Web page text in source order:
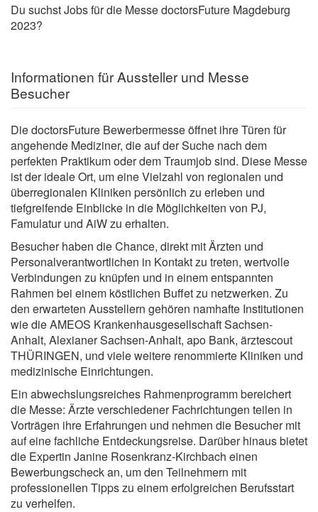
Du suchst Jobs für die Messe doctorsFuture Magdeburg
2023?
Informationen für Aussteller und Messe
Besucher
Die doctorsFuture Bewerbermesse öffnet ihre Türen für
angehende Mediziner, die auf der Suche nach dem
perfekten Praktikum oder dem Traumjob sind. Diese Messe
ist der ideale Ort, um eine Vielzahl von regionalen und
überregionalen Kliniken persönlich zu erleben und
tiefgreifende Einblicke in die Möglichkeiten von PJ,
Famulatur und AiW zu erhalten.
Besucher haben die Chance, direkt mit Ärzten und
Personalverantwortlichen in Kontakt zu treten, wertvolle
Verbindungen zu knüpfen und in einem entspannten
Rahmen bei einem köstlichen Buffet zu netzwerken. Zu
den erwarteten Ausstellern gehören namhafte Institutionen
wie die AMEOS Krankenhausgesellschaft Sachsen-
Anhalt, Alexianer Sachsen-Anhalt, apo Bank, ärztescout
THÜRINGEN, und viele weitere renommierte Kliniken und
medizinische Einrichtungen.
Ein abwechslungsreiches Rahmenprogramm bereichert
die Messe: Ärzte verschiedener Fachrichtungen teilen in
Vorträgen ihre Erfahrungen und nehmen die Besucher mit
auf eine fachliche Entdeckungsreise. Darüber hinaus bietet
die Expertin Janine Rosenkranz-Kirchbach einen
Bewerbungscheck an, um den Teilnehmern mit
professionellen Tipps zu einem erfolgreichen Berufsstart
zu verhelfen.